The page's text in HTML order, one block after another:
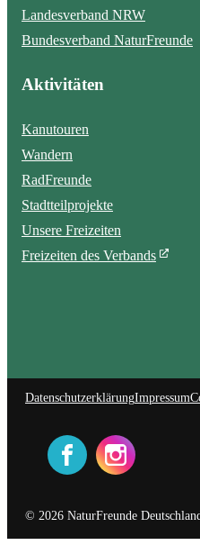
Landesverband NRW
Bundesverband NaturFreunde
Aktivitäten
Kanutouren
Wandern
RadFreunde
Stadtteilprojekte
Unsere Freizeiten
Freizeiten des Verbands
DatenschutzerklärungImpressum
© 2026 NaturFreunde